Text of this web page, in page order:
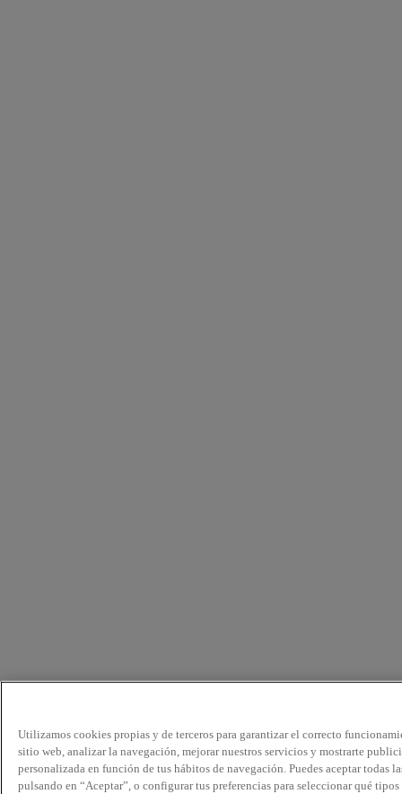
Utilizamos cookies propias y de terceros para garantizar el correcto
sitio web, analizar la navegación, mejorar nuestros servicios y mostrarte
personalizada en función de tus hábitos de navegación. Puedes aceptar todas
pulsando en “Aceptar”, o configurar tus preferencias para seleccionar qué tipos